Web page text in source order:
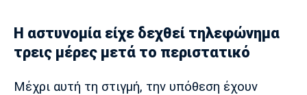
Μονακό
Ερυθρός
Αστέρας
Τότεναμ
Η αστυνομία είχε δεχθεί τηλεφώνημα
τρεις μέρες μετά το περιστατικό
Μέχρι αυτή τη στιγμή, την υπόθεση έχουν